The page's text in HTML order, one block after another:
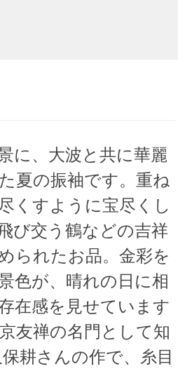
に、大波と共に華麗
夏の振袖です。重ね
くすように宝尽くし
び交う鶴などの吉祥
られたお品。金彩を
色が、晴れの日に相
在感を見せています
友禅の名門として知
耕さんの作で、糸目